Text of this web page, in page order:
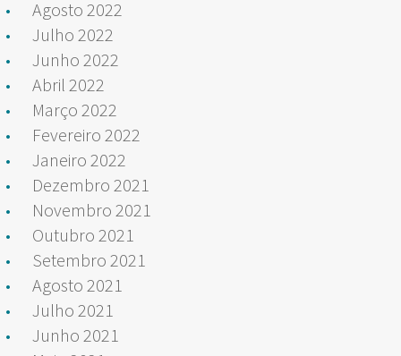
Agosto 2022
Julho 2022
Junho 2022
Abril 2022
Março 2022
Fevereiro 2022
Janeiro 2022
Dezembro 2021
Novembro 2021
Outubro 2021
Setembro 2021
Agosto 2021
Julho 2021
Junho 2021